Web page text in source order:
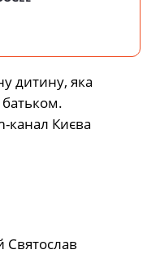
дитину, яка
канал Києва
Святослав